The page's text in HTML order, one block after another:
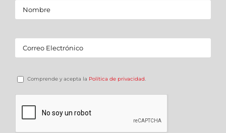
Comprende y acepta la Política de privacidad.